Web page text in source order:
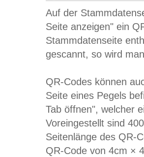
Auf der
Seite anzeigen" ein
Stammdatenseite
gescannt, so wird
QR-Codes können
Seite eines Pegels
Tab öffnen", welcher
Voreingestellt sind
Seitenlänge des QR-
QR-Code von 4cm ×